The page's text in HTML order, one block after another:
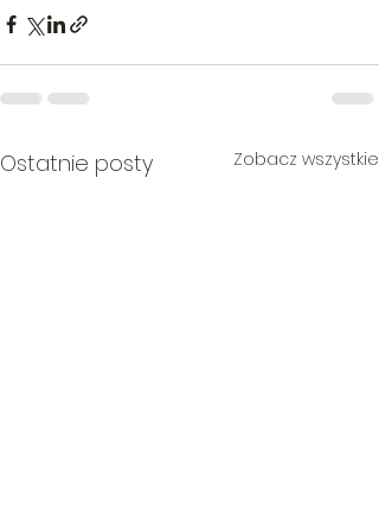
Ostatnie posty Zobacz wszystkie